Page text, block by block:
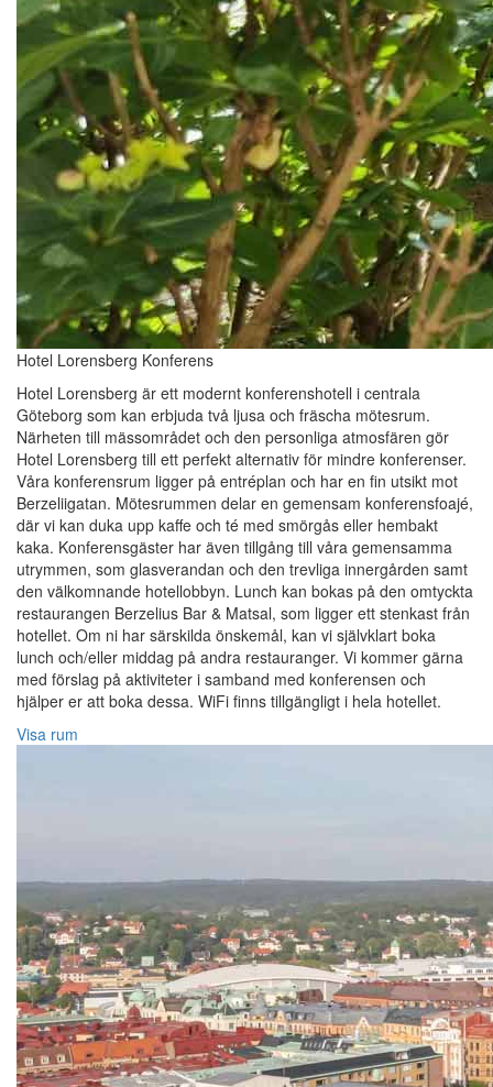
Hotel Lorensberg Konferens
Hotel Lorensberg är ett modernt konferenshotell i centrala
Göteborg som kan erbjuda två ljusa och fräscha mötesrum.
Närheten till mässområdet och den personliga atmosfären gör
Hotel Lorensberg till ett perfekt alternativ för mindre konferenser.
Våra konferensrum ligger på entréplan och har en fin utsikt mot
Berzeliigatan. Mötesrummen delar en gemensam konferensfoajé,
där vi kan duka upp kaffe och té med smörgås eller hembakt
kaka. Konferensgäster har även tillgång till våra gemensamma
utrymmen, som glasverandan och den trevliga innergården samt
den välkomnande hotellobbyn. Lunch kan bokas på den omtyckta
restaurangen Berzelius Bar & Matsal, som ligger ett stenkast från
hotellet. Om ni har särskilda önskemål, kan vi självklart boka
lunch och/eller middag på andra restauranger. Vi kommer gärna
med förslag på aktiviteter i samband med konferensen och
hjälper er att boka dessa. WiFi finns tillgängligt i hela hotellet.
Visa rum